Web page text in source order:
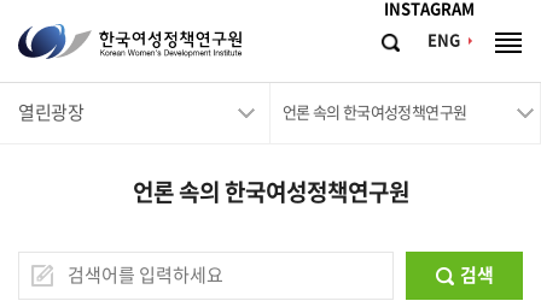
INSTAGRAM
ENG
한
국
여
구
검
체
열린광장 언론 속의 한국여성정책연구원
언론 속의 한국여성정책연구원
검색